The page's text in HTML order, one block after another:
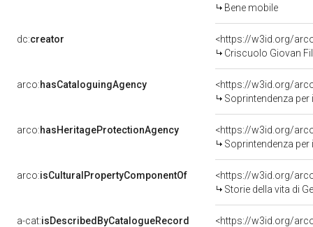
Bene mobile
dc:creator
<https://w3id.org/
Criscuolo Giovan
arco:hasCataloguingAgency
<https://w3id.org/
Soprintendenza
arco:hasHeritageProtectionAgency
<https://w3id.org/
Soprintendenza per i
arco:isCulturalPropertyComponentOf
<https://w3id.org/
Storie della vita di
a-cat:isDescribedByCatalogueRecord
<https://w3id.org/